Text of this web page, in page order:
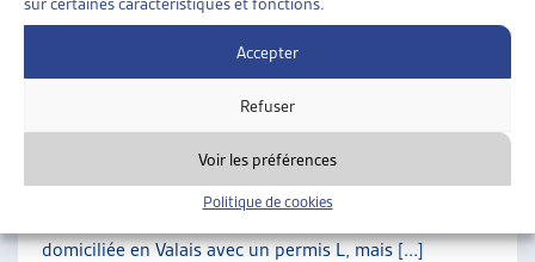
Accepter
Refuser
Voir les préférences
Politique de cookies
Analyses d'arrêts
•ANALYSES D'ARRÊTS
SOCIALE POUR PERMIS « L » NON TRAVAILLEUR
Le Tribunal fédéral a rendu un arrêt le 22 octobre
domiciliée en Valais avec un permis L, mais [...]